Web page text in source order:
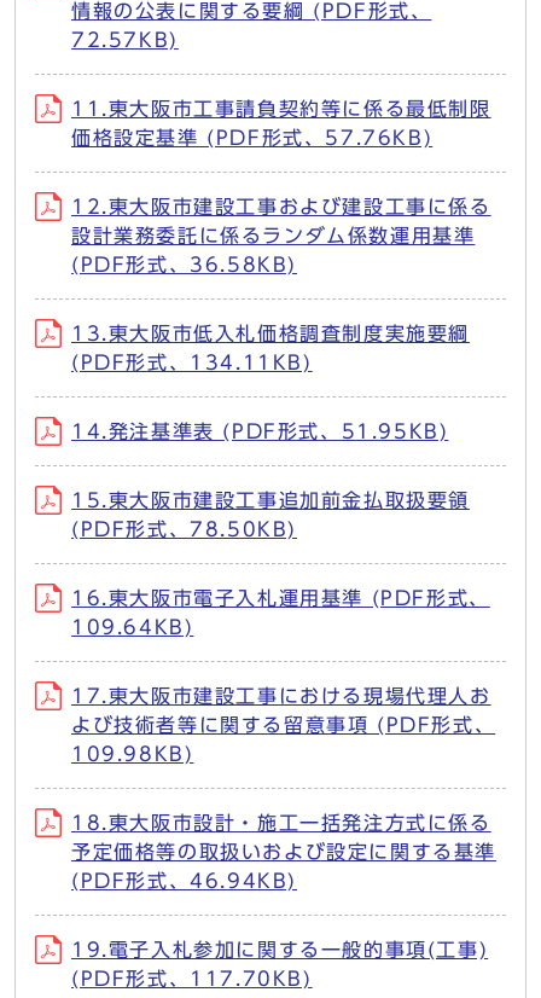
情報の公表に関する要綱 (PDF形式、
72.57KB)
11.東大阪市工事請負契約等に係る最低制限
価格設定基準 (PDF形式、57.76KB)
12.東大阪市建設工事および建設工事に係る
設計業務委託に係るランダム係数運用基準
(PDF形式、36.58KB)
13.東大阪市低入札価格調査制度実施要綱
(PDF形式、134.11KB)
14.発注基準表 (PDF形式、51.95KB)
15.東大阪市建設工事追加前金払取扱要領
(PDF形式、78.50KB)
16.東大阪市電子入札運用基準 (PDF形式、
109.64KB)
17.東大阪市建設工事における現場代理人お
よび技術者等に関する留意事項 (PDF形式、
109.98KB)
18.東大阪市設計・施工一括発注方式に係る
予定価格等の取扱いおよび設定に関する基準
(PDF形式、46.94KB)
19.電子入札参加に関する一般的事項(工事)
(PDF形式、117.70KB)